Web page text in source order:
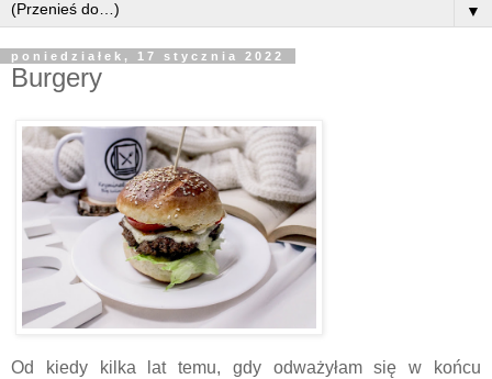
▼
poniedziałek, 17 stycznia 2022
Burgery
Od kiedy kilka lat temu, gdy odważyłam się w końcu